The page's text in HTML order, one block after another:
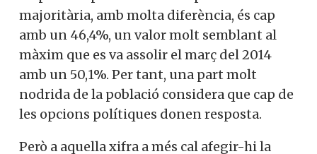
resposta al problema. La resposta
majoritària, amb molta diferència, és cap
amb un 46,4%, un valor molt semblant al
màxim que es va assolir el març del 2014
amb un 50,1%. Per tant, una part molt
nodrida de la població considera que cap